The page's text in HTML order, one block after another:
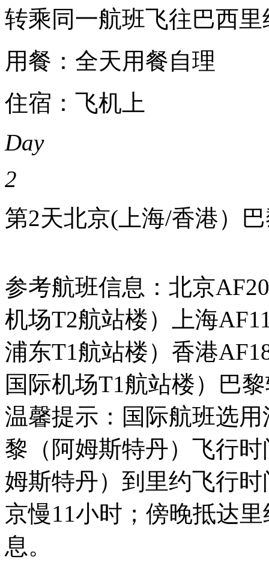
转乘同一航班飞往巴西
用餐：全天用餐自理
住宿：飞机上
Day
2
第2天北京(上海/香港）
参考航班信息：北京
机场T2航站楼）上海
浦东T1航站楼）香港
国际机场T1航站楼）巴
温馨提示：国际航班选
黎（阿姆斯特丹）飞行
姆斯特丹）到里约飞行
京慢11小时；傍晚抵达
息。